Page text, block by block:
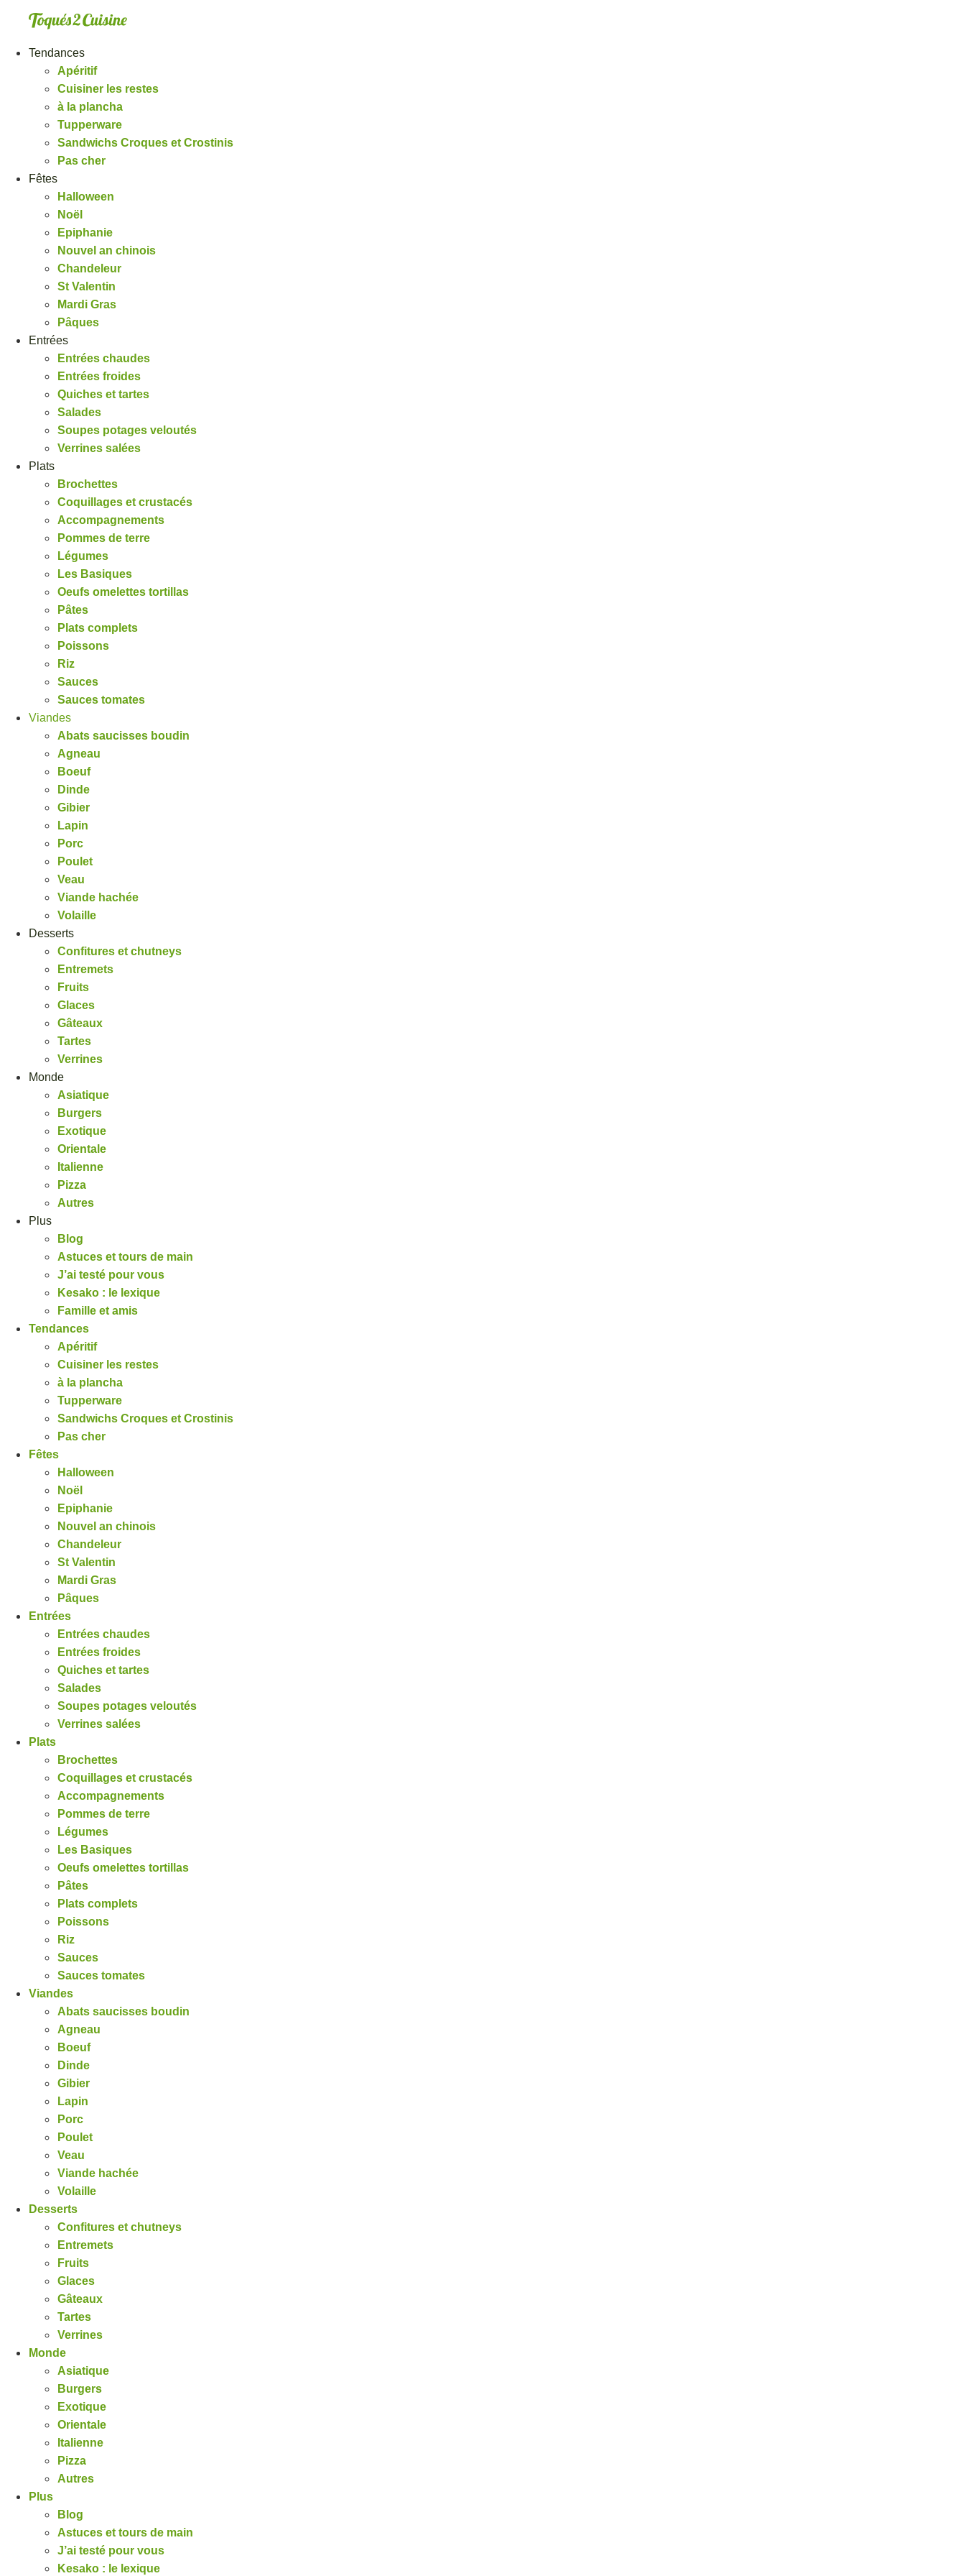
Tendances
Apéritif
Cuisiner les restes
à la plancha
Tupperware
Sandwichs Croques et Crostinis
Pas cher
Fêtes
Halloween
Noël
Epiphanie
Nouvel an chinois
Chandeleur
St Valentin
Mardi Gras
Pâques
Entrées
Entrées chaudes
Entrées froides
Quiches et tartes
Salades
Soupes potages veloutés
Verrines salées
Plats
Brochettes
Coquillages et crustacés
Accompagnements
Pommes de terre
Légumes
Les Basiques
Oeufs omelettes tortillas
Pâtes
Plats complets
Poissons
Riz
Sauces
Sauces tomates
Viandes
Abats saucisses boudin
Agneau
Boeuf
Dinde
Gibier
Lapin
Porc
Poulet
Veau
Viande hachée
Volaille
Desserts
Confitures et chutneys
Entremets
Fruits
Glaces
Gâteaux
Tartes
Verrines
Monde
Asiatique
Burgers
Exotique
Orientale
Italienne
Pizza
Autres
Plus
Blog
Astuces et tours de main
J’ai testé pour vous
Kesako : le lexique
Famille et amis
Tendances
Apéritif
Cuisiner les restes
à la plancha
Tupperware
Sandwichs Croques et Crostinis
Pas cher
Fêtes
Halloween
Noël
Epiphanie
Nouvel an chinois
Chandeleur
St Valentin
Mardi Gras
Pâques
Entrées
Entrées chaudes
Entrées froides
Quiches et tartes
Salades
Soupes potages veloutés
Verrines salées
Plats
Brochettes
Coquillages et crustacés
Accompagnements
Pommes de terre
Légumes
Les Basiques
Oeufs omelettes tortillas
Pâtes
Plats complets
Poissons
Riz
Sauces
Sauces tomates
Viandes
Abats saucisses boudin
Agneau
Boeuf
Dinde
Gibier
Lapin
Porc
Poulet
Veau
Viande hachée
Volaille
Desserts
Confitures et chutneys
Entremets
Fruits
Glaces
Gâteaux
Tartes
Verrines
Monde
Asiatique
Burgers
Exotique
Orientale
Italienne
Pizza
Autres
Plus
Blog
Astuces et tours de main
J’ai testé pour vous
Kesako : le lexique